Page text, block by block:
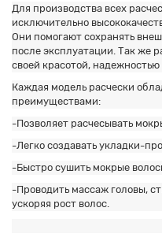
Для производства всех
исключительно
Они помогают сохранять
после экcплуатации. Так же
своей красотой,
Каждая модель расчески
преимуществами:
-Позволяет расчесывать
-Легко создавать укладки-
-Быстро сушить мокрые
-Проводить массаж головы,
ускоряя рост волос.